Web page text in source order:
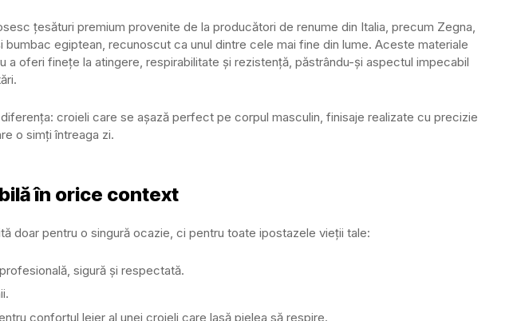
țesături premium provenite de la producători de renume din Italia, precum Zegna,
bumbac egiptean, recunoscut ca unul dintre cele mai fine din lume. Aceste materiale
a oferi finețe la atingere, respirabilitate și rezistență, păstrându-și aspectul impecabil
croieli care se așază perfect pe corpul masculin, finisaje realizate cu precizie
o simți întreaga zi.
în orice context
doar pentru o singură ocazie, ci pentru toate ipostazele vieții tale:
sigură și respectată.
confortul lejer al unei croieli care lasă pielea să respire.